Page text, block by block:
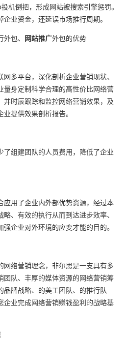
机倒把，形成网站被搜索引擎惩罚。
业资金，还延误市场推行周期。
包、 网站推广外包的优势
多平台，深化剖析企业营销现状、
量身定制科学合理的高性价比网络营
并时辰跟踪和监控网络营销效果，及
提供效果剖析报告。
组建团队的人员费用，降低了企业
用了企业内外部优势资源，经过本
、有效的执行从而到达进步效率、
企业对外环境的应变才能的目的。
络营销理念，非尔思是一支具有多
团队、丰厚的媒体资源的网络营销筹
牌战略、的美工团队、的推行队
企业完成网络营销赚钱盈利的战略基